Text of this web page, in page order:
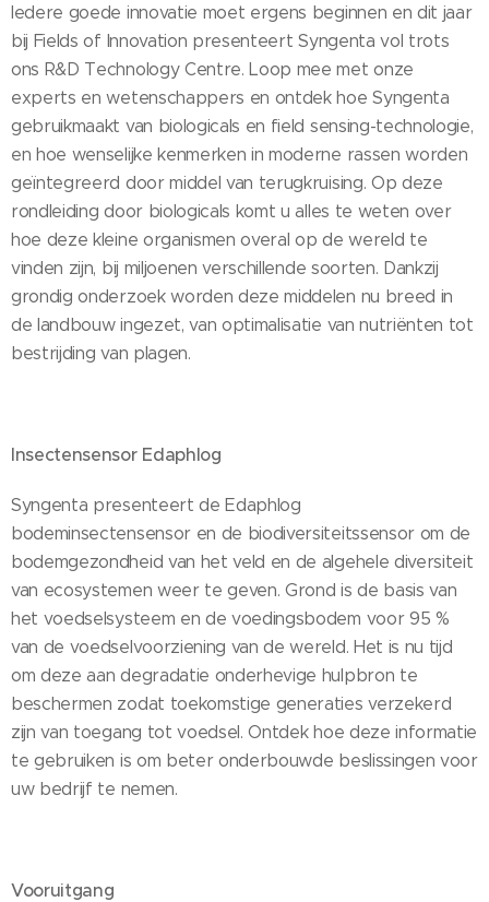
Iedere goede innovatie moet ergens beginnen en dit jaar
bij Fields of Innovation presenteert Syngenta vol trots
ons R&D Technology Centre. Loop mee met onze
experts en wetenschappers en ontdek hoe Syngenta
gebruikmaakt van biologicals en field sensing-technologie,
en hoe wenselijke kenmerken in moderne rassen worden
geïntegreerd door middel van terugkruising. Op deze
rondleiding door biologicals komt u alles te weten over
hoe deze kleine organismen overal op de wereld te
vinden zijn, bij miljoenen verschillende soorten. Dankzij
grondig onderzoek worden deze middelen nu breed in
de landbouw ingezet, van optimalisatie van nutriënten tot
bestrijding van plagen.
Insectensensor Edaphlog
Syngenta presenteert de Edaphlog
bodeminsectensensor en de biodiversiteitssensor om de
bodemgezondheid van het veld en de algehele diversiteit
van ecosystemen weer te geven. Grond is de basis van
het voedselsysteem en de voedingsbodem voor 95 %
van de voedselvoorziening van de wereld. Het is nu tijd
om deze aan degradatie onderhevige hulpbron te
beschermen zodat toekomstige generaties verzekerd
zijn van toegang tot voedsel. Ontdek hoe deze informatie
te gebruiken is om beter onderbouwde beslissingen voor
uw bedrijf te nemen.
Vooruitgang